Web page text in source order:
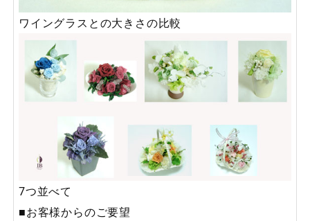
ワイングラスとの大きさの比較
7つ並べて
■お客様からのご要望